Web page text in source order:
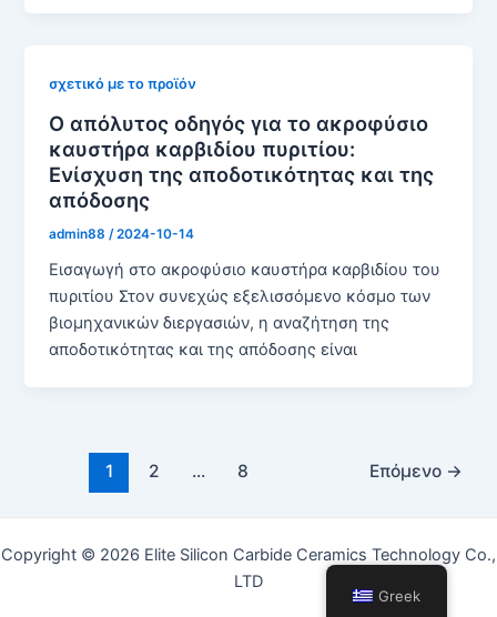
σχετικό με το προϊόν
Ο απόλυτος οδηγός για το ακροφύσιο
καυστήρα καρβιδίου πυριτίου:
Ενίσχυση της αποδοτικότητας και της
απόδοσης
admin88 /2024-10-14
Εισαγωγή στο ακροφύσιο καυστήρα καρβιδίου του
πυριτίου Στον συνεχώς εξελισσόμενο κόσμο των
βιομηχανικών διεργασιών, η αναζήτηση της
αποδοτικότητας και της απόδοσης είναι
Σελιδοποίηση
δημοσιεύσεων
1 2 ... 8 Επόμενο →
Copyright © 2026 Elite Silicon Carbide Ceramics Technology Co.,
LTD
Greek